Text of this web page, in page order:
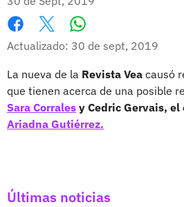
Facebook
X
Actualizado: 30 de sept, 2019
La nueva de la Revista Vea causó
que tienen acerca de una posible
Sara Corrales y Cedric Gervais,
Ariadna Gutiérrez.
Últimas noticias